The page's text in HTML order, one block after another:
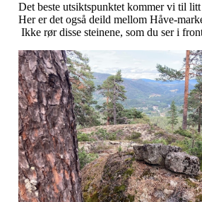
Det beste utsiktspunktet kommer vi til
Her er det også deild mellom Håve-
Ikke rør disse steinene, som du ser i